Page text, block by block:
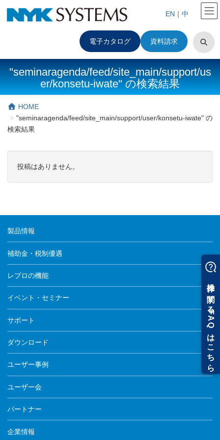
EN ｜ 中
電子カタログ 資料請求
"seminaragenda/feed/site_main/support/us
er/konsetu-iwate" の検索結果
HOME
"seminaragenda/feed/site_main/support/user/konsetu-iwate" の
検索結果
投稿はありません。
製品情報
補助金・税制優遇
レブロの機能
イベント・セミナー
サポート
ダウンロード
ユーザー事例
ユーザー会
パートナー
企業情報